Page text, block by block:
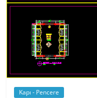
Kapı - Pencere